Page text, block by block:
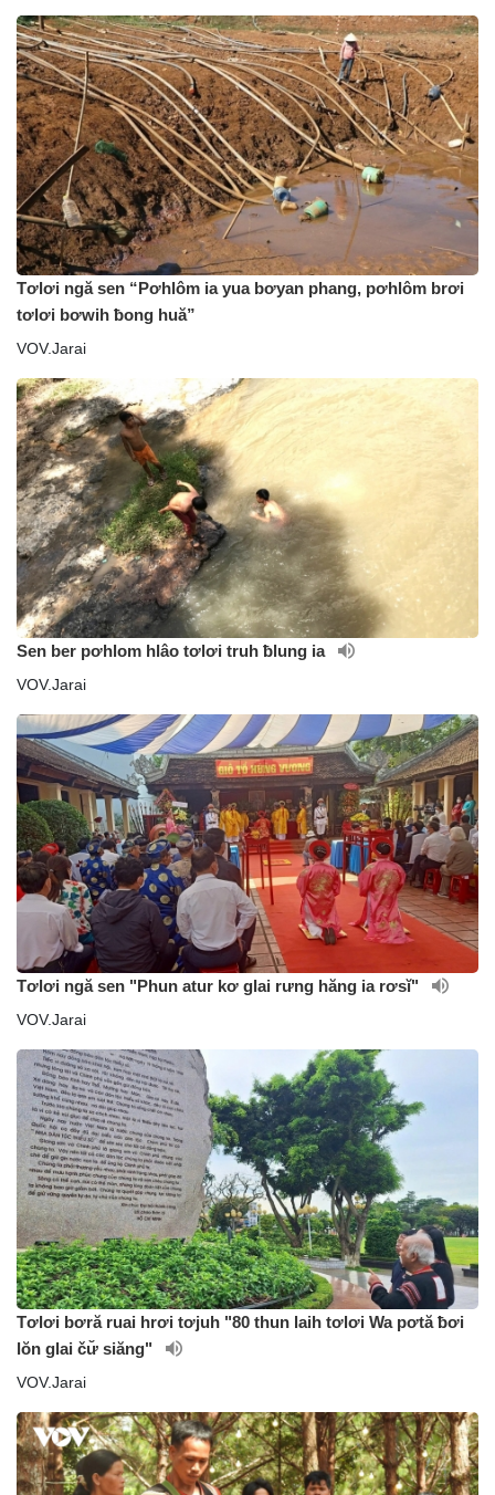
Tơlơi ngă sen “Pơhlôm ia yua bơyan phang, pơhlôm brơi
tơlơi bơwih ƀong huă”
VOV.Jarai
Sen ber pơhlom hlâo tơlơi truh ƀlung ia
VOV.Jarai
Tơlơi ngă sen "Phun atur kơ glai rưng hăng ia rơsĭ"
VOV.Jarai
Tơlơi bơră ruai hrơi tơjuh "80 thun laih tơlơi Wa pơtă ƀơi
lŏn glai čư̆ siăng"
VOV.Jarai